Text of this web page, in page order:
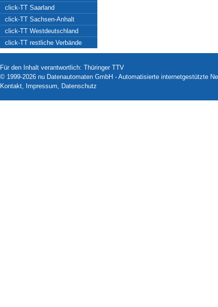
click-TT Saarland
click-TT Sachsen-Anhalt
click-TT Westdeutschland
click-TT restliche Verbände
Für den Inhalt verantwortlich: Thüringer TTV
© 1999-2026 nu Datenautomaten GmbH - Automatisierte internetgestützte
Kontakt, Impressum, Datenschutz